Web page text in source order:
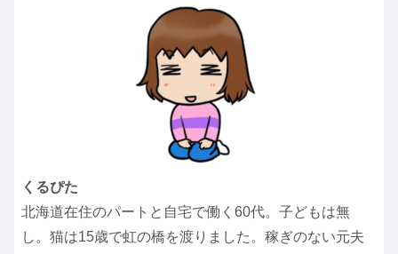
くるぴた
北海道在住のパートと自宅で働く60代。子どもは無
し。猫は15歳で虹の橋を渡りました。稼ぎのない元夫